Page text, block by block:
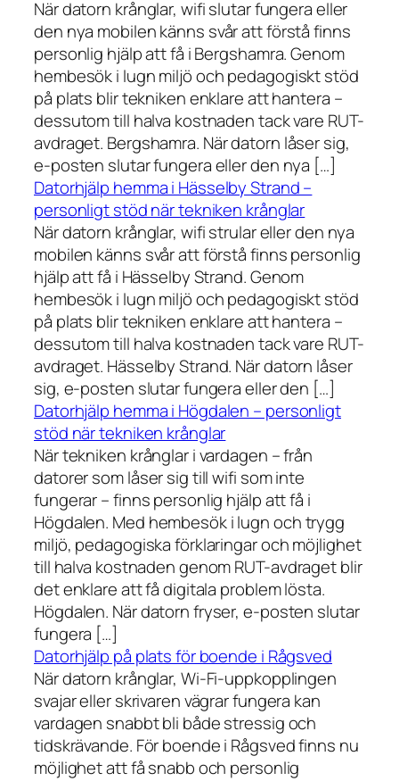
När datorn krånglar, wifi slutar fungera eller
den nya mobilen känns svår att förstå finns
personlig hjälp att få i Bergshamra. Genom
hembesök i lugn miljö och pedagogiskt stöd
på plats blir tekniken enklare att hantera –
dessutom till halva kostnaden tack vare RUT-
avdraget. Bergshamra. När datorn låser sig,
e-posten slutar fungera eller den nya […]
Datorhjälp hemma i Hässelby Strand –
personligt stöd när tekniken krånglar
När datorn krånglar, wifi strular eller den nya
mobilen känns svår att förstå finns personlig
hjälp att få i Hässelby Strand. Genom
hembesök i lugn miljö och pedagogiskt stöd
på plats blir tekniken enklare att hantera –
dessutom till halva kostnaden tack vare RUT-
avdraget. Hässelby Strand. När datorn låser
sig, e-posten slutar fungera eller den […]
Datorhjälp hemma i Högdalen – personligt
stöd när tekniken krånglar
När tekniken krånglar i vardagen – från
datorer som låser sig till wifi som inte
fungerar – finns personlig hjälp att få i
Högdalen. Med hembesök i lugn och trygg
miljö, pedagogiska förklaringar och möjlighet
till halva kostnaden genom RUT-avdraget blir
det enklare att få digitala problem lösta.
Högdalen. När datorn fryser, e-posten slutar
fungera […]
Datorhjälp på plats för boende i Rågsved
När datorn krånglar, Wi-Fi-uppkopplingen
svajar eller skrivaren vägrar fungera kan
vardagen snabbt bli både stressig och
tidskrävande. För boende i Rågsved finns nu
möjlighet att få snabb och personlig